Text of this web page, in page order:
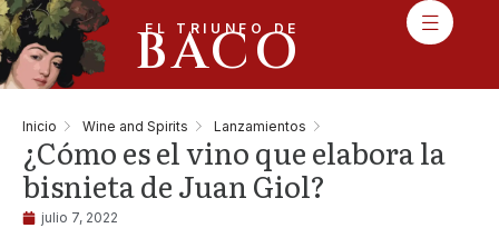
EL TRIUNFO DE
BACO
Inicio Wine and Spirits Lanzamientos
¿Cómo es el vino que elabora la
bisnieta de Juan Giol?
julio 7, 2022